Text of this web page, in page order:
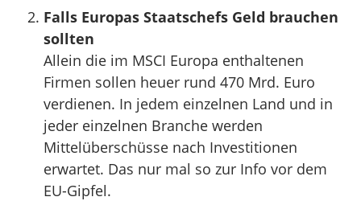
Falls Europas Staatschefs Geld brauchen
sollten
Allein die im MSCI Europa enthaltenen
Firmen sollen heuer rund 470 Mrd. Euro
verdienen. In jedem einzelnen Land und in
jeder einzelnen Branche werden
Mittelüberschüsse nach Investitionen
erwartet. Das nur mal so zur Info vor dem
EU-Gipfel.